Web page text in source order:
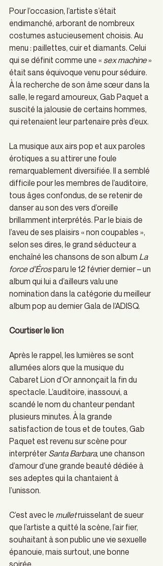
Pour l’occasion, l’artiste s’était
endimanché, arborant de nombreux
costumes astucieusement choisis. Au
menu : paillettes, cuir et diamants. Celui
qui se définit comme une « sex machine »
était sans équivoque venu pour séduire.
À la recherche de son âme sœur dans la
salle, le regard amoureux, Gab Paquet a
suscité la jalousie de certains hommes,
qui retenaient leur partenaire près d’eux.
La musique aux airs pop et aux paroles
érotiques a su attirer une foule
remarquablement diversifiée. Il a semblé
difficile pour les membres de l’auditoire,
tous âges confondus, de se retenir de
danser au son des vers d’oreille
brillamment interprétés. Par le biais de
l’aveu de ses plaisirs « non coupables »,
selon ses dires, le grand séducteur a
enchaîné les chansons de son album La
force d’Éros paru le 12 février dernier – un
album qui lui a d’ailleurs valu une
nomination dans la catégorie du meilleur
album pop au dernier Gala de l’ADISQ.
Courtiser le lion
Après le rappel, les lumières se sont
allumées alors que la musique du
Cabaret Lion d’Or annonçait la fin du
spectacle. L’auditoire, inassouvi, a
scandé le nom du chanteur pendant
plusieurs minutes. À la grande
satisfaction de tous et de toutes, Gab
Paquet est revenu sur scène pour
interpréter Santa Barbara, une chanson
d’amour d’une grande beauté dédiée à
ses adeptes qui la chantaient à
l’unisson.
C’est avec le mullet ruisselant de sueur
que l’artiste a quitté la scène, l’air fier,
souhaitant à son public une vie sexuelle
épanouie, mais surtout, une bonne